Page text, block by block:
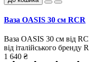
Ваза OASIS 30 см RCR
Ваза OASIS 30 см від
від італійського
1 640 ₴